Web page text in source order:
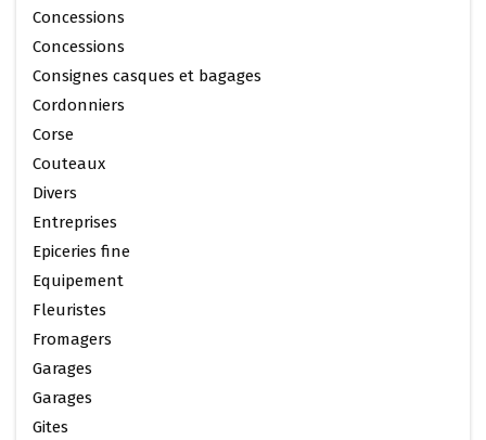
Concessions
Concessions
Consignes casques et bagages
Cordonniers
Corse
Couteaux
Divers
Entreprises
Epiceries fine
Equipement
Fleuristes
Fromagers
Garages
Garages
Gites